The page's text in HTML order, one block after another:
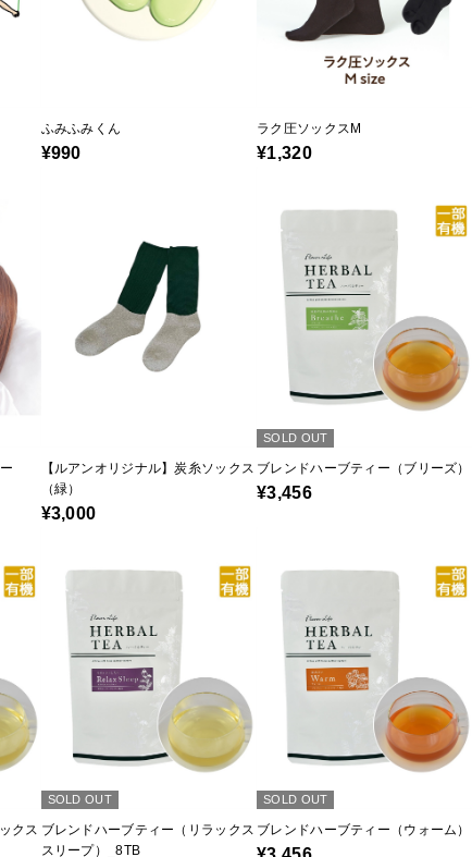
ふみふみくん
¥990
ラク圧ソックスM
¥1,320
【ルアンオリジナル】炭糸ソックス
（緑）
¥3,000
SOLD OUT
ブレンドハーブティー（ブリーズ）
¥3,456
クス
SOLD OUT
ブレンドハーブティー（リラックス
スリープ）_8TB
SOLD OUT
ブレンドハーブティー（ウォーム）